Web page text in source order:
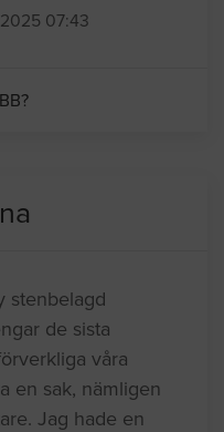
07:43
stenbelagd
de sista
våra
en sak, nämligen
Jag hade en